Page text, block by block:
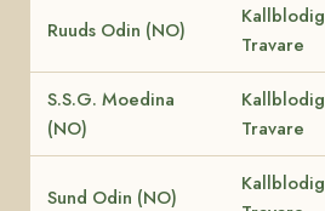
Ruuds Odin (NO)
Kallblodig
Travare
S.S.G. Moedina
(NO)
Kallblodig
Travare
Sund Odin (NO)
Kallblodig